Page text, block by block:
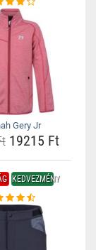
Gery Jr
19215 Ft
KEDVEZMÉNY